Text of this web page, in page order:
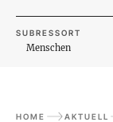
SUBRESSORT
Menschen
HOME AKTUELL